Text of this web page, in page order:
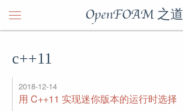
OpenFOAM 之道
c++11
2018-12-14
用 C++11 实现迷你版本的运行时选择